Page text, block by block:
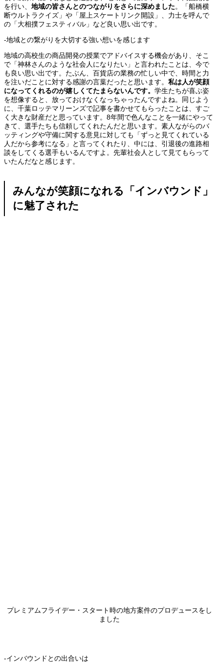
を行い、 地域の皆さんとのつながりをさらに深めました。「船橋横
断ウルトラクイズ」や「屋上スケートリンク開設」、力士を呼んで
の「大相撲フェスティバル」など良い思い出です。
-地域との繋がりを大切する強い想いを感じます
地域の高校生の商品開発の授業でアドバイスする機会があり、そこ
で「神林さんのような社会人になりたい」と言われたことは、今で
も良い思い出です。たぶん、百貨店の業務の忙しい中で、時間と力
を注いだことに対する感謝の言葉だったと思います。 私は人が笑顔
になってくれるのが嬉しくてたまらないんです。 学生たちが喜ぶ姿
を想像すると、放っておけなくなっちゃったんですよね。同じよう
に、千葉ロッテマリーンズで記事を書かせてもらったことは、すご
く大きな財産だと思っています。8年間で色んなことを一緒にやって
きて、選手たちも信頼してくれたんだと思います。素人ながらのバ
ッティングや守備に関する意見に対しても「ずっと見てくれている
人だから参考になる」と言ってくれたり、中には、引退後の進路相
談をしてくる選手もいるんですよ。先輩社会人として見てもらって
いたんだなと感じます。
みんなが笑顔になれる「インバウンド」
に魅了された
プレミアムフライデー・スタート時の地方案件のプロデュースをし
ました
-インバウンドとの出合いは